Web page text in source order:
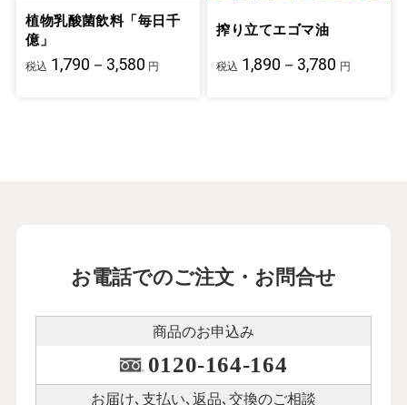
植物乳酸菌飲料「毎日千
億」
税込 1,790－3,580 円
搾り立てエゴマ油
税込 1,890－3,780 円
お電話でのご注文・お問合せ
商品のお申込み
0120-164-164
お届け､支払い､ 返品､交換のご相談